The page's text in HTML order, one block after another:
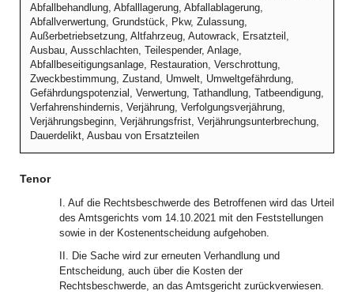
Abfallbehandlung, Abfalllagerung, Abfallablagerung,
Abfallverwertung, Grundstück, Pkw, Zulassung,
Außerbetriebsetzung, Altfahrzeug, Autowrack, Ersatzteil,
Ausbau, Ausschlachten, Teilespender, Anlage,
Abfallbeseitigungsanlage, Restauration, Verschrottung,
Zweckbestimmung, Zustand, Umwelt, Umweltgefährdung,
Gefährdungspotenzial, Verwertung, Tathandlung, Tatbeendigung,
Verfahrenshindernis, Verjährung, Verfolgungsverjährung,
Verjährungsbeginn, Verjährungsfrist, Verjährungsunterbrechung,
Dauerdelikt, Ausbau von Ersatzteilen
Tenor
I. Auf die Rechtsbeschwerde des Betroffenen wird das Urteil
des Amtsgerichts vom 14.10.2021 mit den Feststellungen
sowie in der Kostenentscheidung aufgehoben.
II. Die Sache wird zur erneuten Verhandlung und
Entscheidung, auch über die Kosten der
Rechtsbeschwerde, an das Amtsgericht zurückverwiesen.